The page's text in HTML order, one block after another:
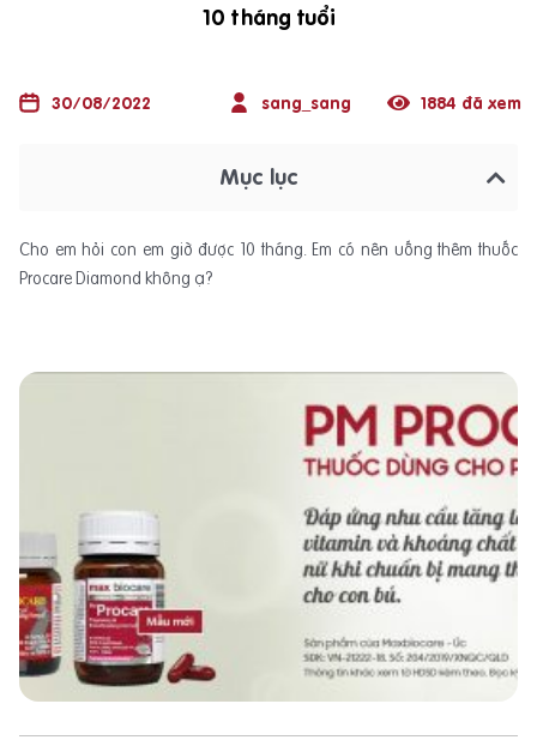
10 tháng tuổi
30/08/2022 sang_sang 1884 đã xem
Mục lục
Cho em hỏi con em giờ được 10 tháng. Em có nên uống thêm thuốc
Procare Diamond không ạ?